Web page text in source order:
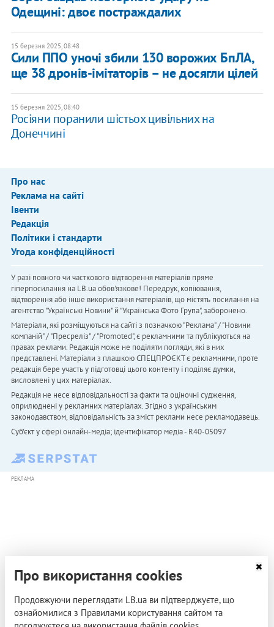
Одещині: двоє постраждалих
15 березня 2025, 08:48
Сили ППО уночі збили 130 ворожих БпЛА,
ще 38 дронів-імітаторів – не досягли цілей
15 березня 2025, 08:40
Росіяни поранили шістьох цивільних на
Донеччині
Про нас
Реклама на сайті
Івенти
Редакція
Політики і стандарти
Угода конфіденційності
У разі повного чи часткового відтворення матеріалів пряме
гіперпосилання на LB.ua обов'язкове! Передрук, копіювання,
відтворення або інше використання матеріалів, що містять посилання на
агентство "Українськi Новини" й "Українська Фото Група", заборонено.
Матеріали, які розміщуються на сайті з позначкою "Реклама" / "Новини
компаній" / "Пресреліз" / "Promoted", є рекламними та публікуються на
правах реклами. Редакція може не поділяти погляди, які в них
представлені. Матеріали з плашкою СПЕЦПРОЄКТ є рекламними, проте
редакція бере участь у підготовці цього контенту і поділяє думки,
висловлені у цих матеріалах.
Редакція не несе відповідальності за факти та оціночні судження,
оприлюднені у рекламних матеріалах. Згідно з українським
законодавством, відповідальність за зміст реклами несе рекламодавець.
Cуб'єкт у сфері онлайн-медіа; ідентифікатор медіа - R40-05097
РЕКЛАМА
Про використання cookies
Продовжуючи переглядати LB.ua ви підтверджуєте, що
ознайомилися з Правилами користування сайтом та